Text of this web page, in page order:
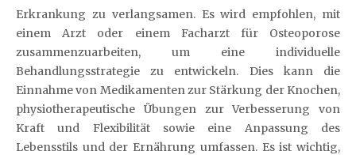
Erkrankung zu verlangsamen. Es wird empfohlen, mit
einem Arzt oder einem Facharzt für Osteoporose
zusammenzuarbeiten, um eine individuelle
Behandlungsstrategie zu entwickeln. Dies kann die
Einnahme von Medikamenten zur Stärkung der Knochen,
physiotherapeutische Übungen zur Verbesserung von
Kraft und Flexibilität sowie eine Anpassung des
Lebensstils und der Ernährung umfassen. Es ist wichtig,